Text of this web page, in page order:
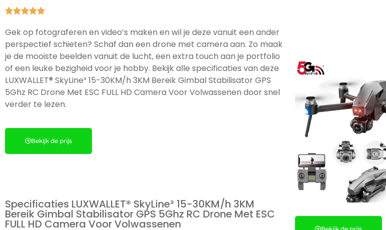

Gek op fotograferen en video’s maken en wil je deze vanuit een ander
perspectief schieten? Schaf dan een drone met camera aan. Zo maak
je de mooiste beelden vanuit de lucht, een extra touch aan je portfolio
of een leuke bezigheid voor je hobby. Bekijk alle specificaties van deze
LUXWALLET® SkyLine³ 15-30KM/h 3KM Bereik Gimbal Stabilisator GPS
5Ghz RC Drone Met ESC FULL HD Camera Voor Volwassenen door snel
verder te lezen.
Bekijk de prijs
Specificaties LUXWALLET® SkyLine³ 15-30KM/h 3KM
Bereik Gimbal Stabilisator GPS 5Ghz RC Drone Met ESC
FULL HD Camera Voor Volwassenen